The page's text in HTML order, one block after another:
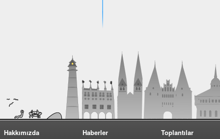
Hakkımızda
Haberler
Toplantılar